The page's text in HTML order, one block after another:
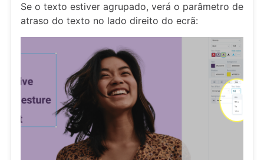
Se o texto estiver agrupado, verá o parâmetro de
atraso do texto no lado direito do ecrã: